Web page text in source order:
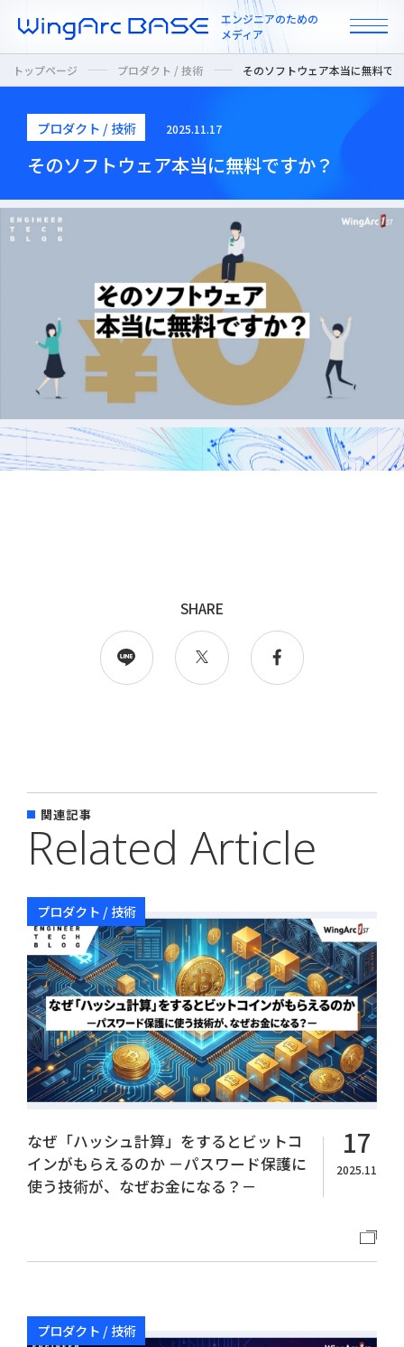
エンジニアのための
メディア
All
インタビュー
ニュース
プロダクト / 技術
採用
Copyright© WingArc1st Inc. All Rights Reserved.
トップページ プロダクト / 技術 そのソフトウェア本当に無料で
プロダクト / 技術 2025.11.17
そのソフトウェア本当に無料ですか？
SHARE
関連記事
Related Article
プロダクト / 技術
なぜ「ハッシュ計算」をするとビットコ
インがもらえるのか －パスワード保護に
使う技術が、なぜお金になる？－
17
2025.11
プロダクト / 技術